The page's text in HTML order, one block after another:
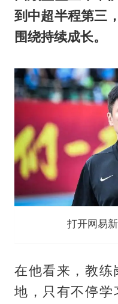
到中超半程第三
围绕持续成长。
打开网易
在他看来，教练
地，只有不停学